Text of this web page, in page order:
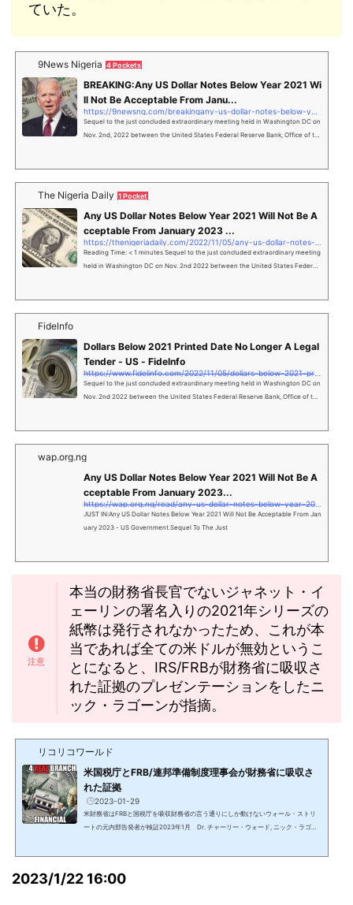
ていた。
9News Nigeria 4 Pockets
BREAKING:Any US Dollar Notes Below Year 2021 Wi
ll Not Be Acceptable From Janu...
https://9newsng.com/breakingany-us-dollar-notes-below-year-
Sequel to the just concluded extraordinary meeting held in Washington DC on
Nov. 2nd, 2022 between the United States Federal Reserve Bank, Office of th
The Nigeria Daily 1 Pocket
Any US Dollar Notes Below Year 2021 Will Not Be A
cceptable From January 2023 ...
https://thenigeriadaily.com/2022/11/05/any-us-dollar-notes-below-
Reading Time: < 1 minutes Sequel to the just concluded extraordinary meeting
held in Washington DC on Nov. 2nd 2022 between the United States Federal
Fidelnfo
Dollars Below 2021 Printed Date No Longer A Legal
Tender - US - Fidelnfo
https://www.fidelinfo.com/2022/11/05/dollars-below-2021-printed-
Sequel to the just concluded extraordinary meeting held in Washington DC on
Nov. 2nd 2022 between the United States Federal Reserve Bank, Office of the
wap.org.ng
Any US Dollar Notes Below Year 2021 Will Not Be A
cceptable From January 2023...
https://wap.org.ng/read/any-us-dollar-notes-below-year-2021-will-
JUST IN:Any US Dollar Notes Below Year 2021 Will Not Be Acceptable From Jan
uary 2023 - US Government.Sequel To The Just
本当の財務省長官でないジャネット・イ
ェーリンの署名入りの2021年シリーズの
紙幣は発行されなかったため、これが本
当であれば全ての米ドルが無効というこ
とになると、IRS/FRBが財務省に吸収さ
れた証拠のプレゼンテーションをしたニ
ック・ラゴーンが指摘。
リコリコワールド
米国税庁とFRB/連邦準備制度理事会が財務省に吸収さ
れた証拠
2023-01-29
米財務省はFRBと国税庁を吸収財務省の言う通りにしか動けないウォール・ストリ
ートの元内部告発者が検証2023年1月 Dr. チャーリー・ウォード, ニック・ラゴー
っているが、どれだけ腐敗し邪悪で、百年程前からどれだけ全ての事を支配し、自
2023/1/22 16:00